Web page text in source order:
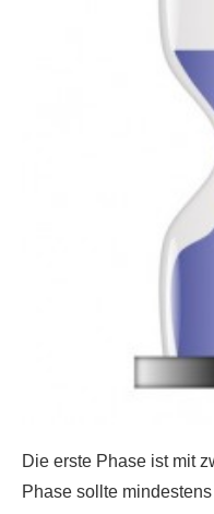
Die erste Phase ist mit
Phase sollte